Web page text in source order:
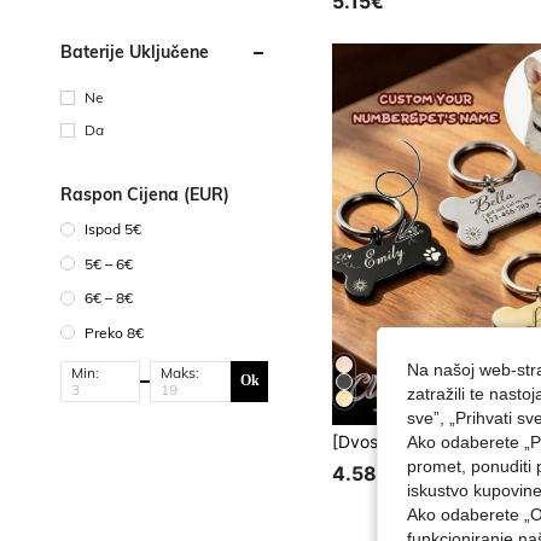
Baterije Uključene
Ne
Da
Raspon Cijena (EUR)
Ispod 5€
5€ – 6€
6€ – 8€
Preko 8€
Min: Maks: Ok
4.58€
Na našoj web-
zatražili te
sve”, „Prihvati
Ako odaberete
promet, ponuditi
iskustvo
Ako odaberete